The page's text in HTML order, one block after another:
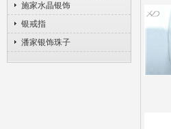
施家水晶银饰
银戒指
潘家银饰珠子